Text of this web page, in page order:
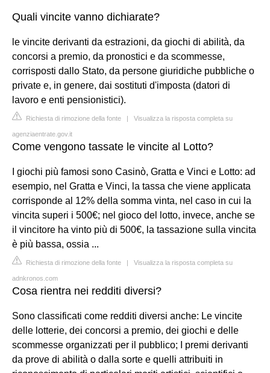
Quali vincite vanno dichiarate?
le vincite derivanti da estrazioni, da giochi di abilità, da
concorsi a premio, da pronostici e da scommesse,
corrisposti dallo Stato, da persone giuridiche pubbliche o
private e, in genere, dai sostituti d'imposta (datori di
lavoro e enti pensionistici).
Richiesta di rimozione della fonte | Visualizza la risposta completa su
agenziaentrate.gov.it
Come vengono tassate le vincite al Lotto?
I giochi più famosi sono Casinò, Gratta e Vinci e Lotto: ad
esempio, nel Gratta e Vinci, la tassa che viene applicata
corrisponde al 12% della somma vinta, nel caso in cui la
vincita superi i 500€; nel gioco del lotto, invece, anche se
il vincitore ha vinto più di 500€, la tassazione sulla vincita
è più bassa, ossia ...
Richiesta di rimozione della fonte | Visualizza la risposta completa su
adnkronos.com
Cosa rientra nei redditi diversi?
Sono classificati come redditi diversi anche: Le vincite
delle lotterie, dei concorsi a premio, dei giochi e delle
scommesse organizzati per il pubblico; I premi derivanti
da prove di abilità o dalla sorte e quelli attribuiti in